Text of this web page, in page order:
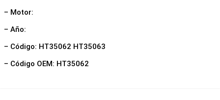
– Motor:
– Año:
– Código: HT35062 HT35063
– Código OEM: HT35062